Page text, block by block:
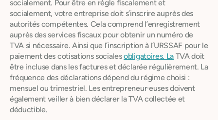
socialement. Pour être en règle fiscalement et
socialement, votre entreprise doit s’inscrire auprès des
autorités compétentes. Cela comprend l’enregistrement
auprès des services fiscaux pour obtenir un numéro de
TVA si nécessaire. Ainsi que l’inscription à l’URSSAF pour le
paiement des cotisations socialesobligatoires. La TVA doit
être incluse dans les factures et déclarée régulièrement. La
fréquence des déclarations dépend du régime choisi :
mensuel ou trimestriel. Les entrepreneur·euses doivent
également veiller à bien déclarer la TVA collectée et
déductible.